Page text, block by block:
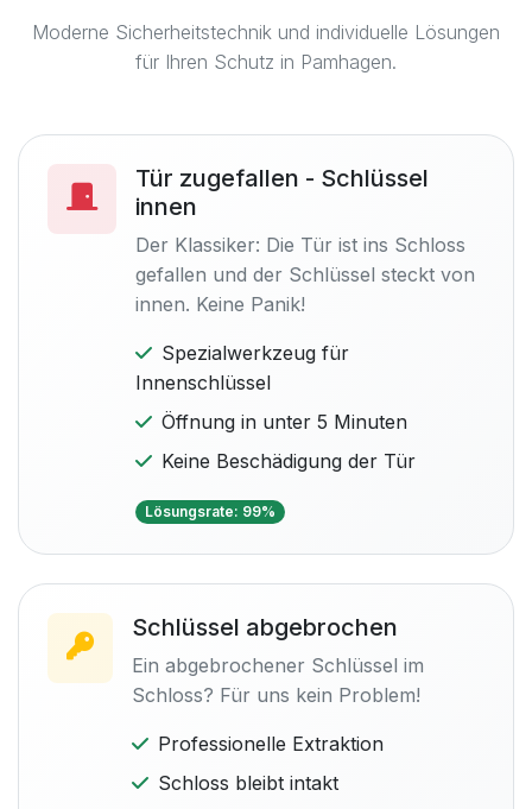
Moderne Sicherheitstechnik und individuelle Lösungen
für Ihren Schutz in Pamhagen.
Tür zugefallen - Schlüssel
innen
Der Klassiker: Die Tür ist ins Schloss
gefallen und der Schlüssel steckt von
innen. Keine Panik!
Spezialwerkzeug für
Innenschlüssel
Öffnung in unter 5 Minuten
Keine Beschädigung der Tür
Lösungsrate: 99%
Schlüssel abgebrochen
Ein abgebrochener Schlüssel im
Schloss? Für uns kein Problem!
Professionelle Extraktion
Schloss bleibt intakt